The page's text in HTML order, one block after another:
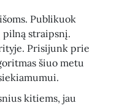
Publikuok
pilną straipsnį.
Prisijunk prie
šiuo metu
kitiems, jau